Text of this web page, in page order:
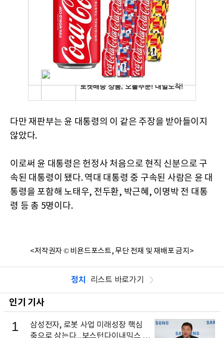
다만 재판부는 윤 대통령의 이 같은 주장을 받아들이지
않았다.
이로써 윤 대통령은 헌정사 처음으로 현직 신분으로 구
속된 대통령이 됐다. 역대 대통령 중 구속된 사람은 윤 대
통령을 포함해 노태우, 전두환, 박근혜, 이명박 전 대통
령 등 총 5명이다.
<저작권자 © 비욘드포스트, 무단 전재 및 재배포 금지>
정치 리스트 바로가기
인기 기사
1
삼성전자, 로봇 사업 미래성장 핵심
축으로 삼는다...보스턴다이내믹스 출